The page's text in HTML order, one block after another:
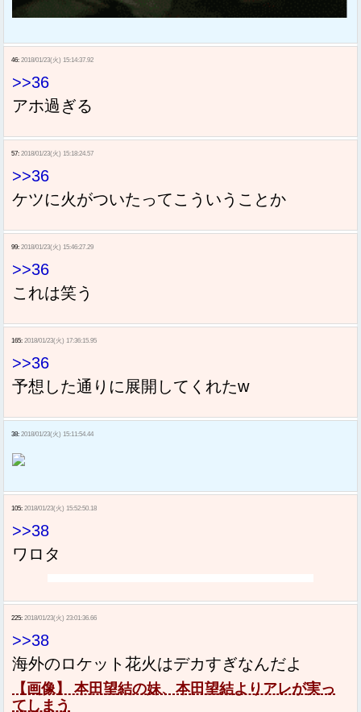
46: 2018/01/23(火) 15:14:37.92
>>36
アホ過ぎる
57: 2018/01/23(火) 15:18:24.57
>>36
ケツに火がついたってこういうことか
99: 2018/01/23(火) 15:46:27.29
>>36
これは笑う
165: 2018/01/23(火) 17:36:15.95
>>36
予想した通りに展開してくれたw
38: 2018/01/23(火) 15:11:54.44
105: 2018/01/23(火) 15:52:50.18
>>38
ワロタ
225: 2018/01/23(火) 23:01:36.66
>>38
海外のロケット花火はデカすぎなんだよ
【画像】 本田望結の妹、本田望結よりアレが実っ
てしまう